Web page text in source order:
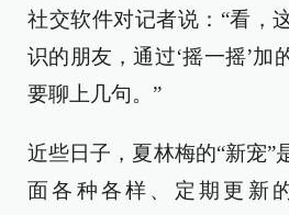
社交软件对记者说：“看，
识的朋友，通过‘摇一摇’加
要聊上几句。”
近些日子，夏林梅的“新宠”
面各种各样、定期更新